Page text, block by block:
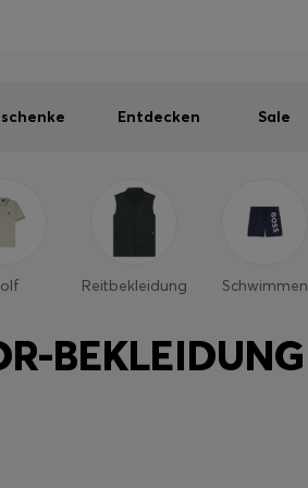
Entdecken Sale
Reitbekleidung Schwimmen
BEKLEIDUNG